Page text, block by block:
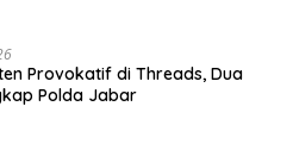
Provokatif di Threads, Dua
Polda Jabar